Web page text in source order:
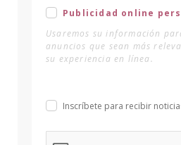
Publicidad online
Usaremos su información
anuncios que sean más
su experiencia en línea.
Inscríbete para recibir